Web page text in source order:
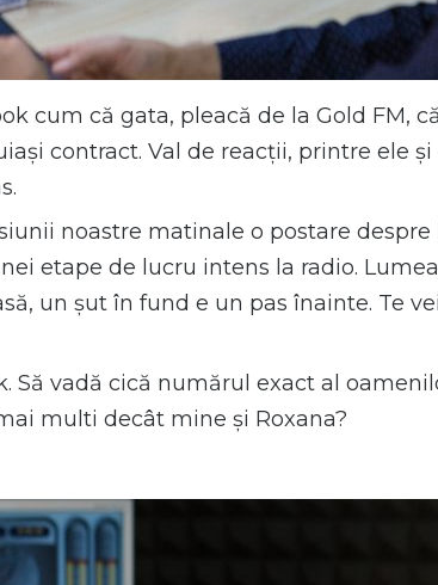
cum că gata, pleacă de la Gold FM,
contract. Val de reacții, printre ele
noastre matinale o postare
etape de lucru intens la radio.
un șut în fund e un pas înainte. Te
Să vadă cică numărul exact al
multi decât mine și Roxana?